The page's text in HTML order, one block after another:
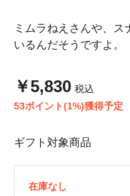
ミムラねえさんや、ス
いるんだそうですよ。
￥5,830 税込
53ポイント(1%)獲得予定
ギフト対象商品
在庫なし